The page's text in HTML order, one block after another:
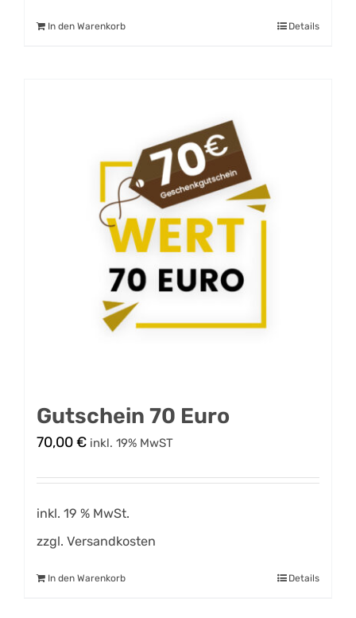
In den Warenkorb Details
Gutschein 70 Euro
70,00€ inkl. 19% MwST
inkl. 19 % MwSt.
zzgl. Versandkosten
In den Warenkorb Details